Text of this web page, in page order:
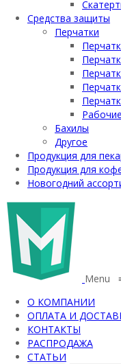
Средства защиты
Перчатки
Бахилы
Другое
Продукция для
Продукция для
Новогодний
Menu
О КОМПАНИИ
ОПЛАТА И
КОНТАКТЫ
РАСПРОДАЖА
СТАТЬИ